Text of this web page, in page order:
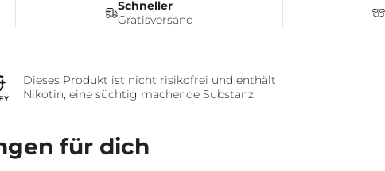
Schneller
Gratisversand
Dieses Produkt ist nicht risikofrei und enthält
Nikotin, eine süchtig machende Substanz.
für dich